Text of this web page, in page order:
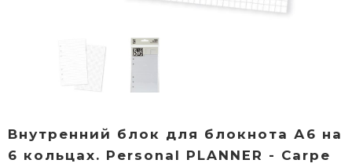
Внутренний блок для блокнота А6 на
6 кольцах. Personal PLANNER - Carpe